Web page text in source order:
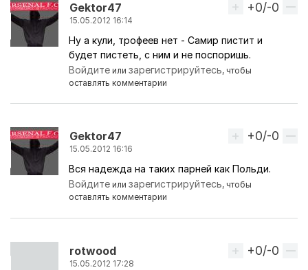
Gektor47
15.05.2012 16:14
Вверх
+0/-0
Ну а кули, трофеев нет - Самир пистит и
будет пистеть, с ним и не поспоришь.
Войдите илизарегистрируйтесь, чтобы
оставлять комментарии
Gektor47
15.05.2012 16:16
Вверх
+0/-0
Вся надежда на таких парней как Польди.
Войдите илизарегистрируйтесь, чтобы
оставлять комментарии
rotwood
15.05.2012 17:28
Вверх
+0/-0